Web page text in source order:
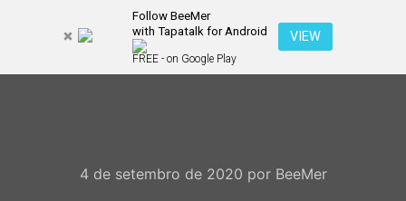
Follow BeeMer
with Tapatalk for Android
FREE - on Google Play
VIEW
4 de setembro de 2020 por BeeMer